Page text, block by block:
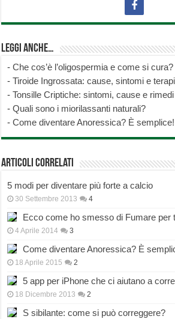
Leggi anche…
-Che cos’è l’oligospermia e come si cura?
-Tiroide Ingrossata: cause, sintomi e
-Tonsille Criptiche: sintomi, cause e
-Quali sono i miorilassanti naturali?
-Come diventare Anoressica? È semplice!
Articoli correlati
5 modi per diventare più forte a calcio
30 Settembre 2013 4
Ecco come ho smesso di Fumare per
4 Aprile 2014 3
Come diventare Anoressica? È
18 Aprile 2015 2
5 app per iPhone che ci aiutano a
18 Dicembre 2013 2
S sibilante: come si può correggere?